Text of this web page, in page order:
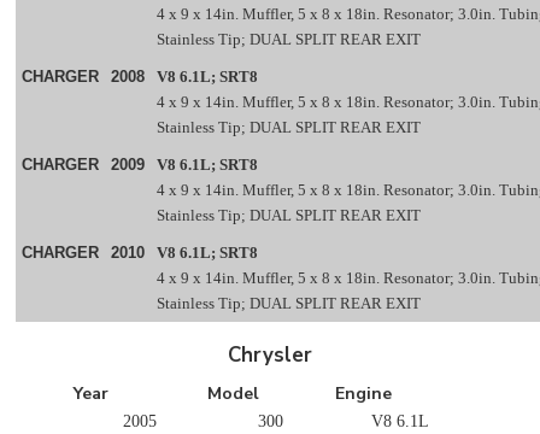
4 x 9 x 14in. Muffler, 5 x 8 x 18in. Resonator; 3.0in.
Stainless Tip; DUAL SPLIT REAR EXIT
CHARGER 2008
V8 6.1L; SRT8
4 x 9 x 14in. Muffler, 5 x 8 x 18in. Resonator; 3.0in.
Stainless Tip; DUAL SPLIT REAR EXIT
CHARGER 2009
V8 6.1L; SRT8
4 x 9 x 14in. Muffler, 5 x 8 x 18in. Resonator; 3.0in.
Stainless Tip; DUAL SPLIT REAR EXIT
CHARGER 2010
V8 6.1L; SRT8
4 x 9 x 14in. Muffler, 5 x 8 x 18in. Resonator; 3.0in.
Stainless Tip; DUAL SPLIT REAR EXIT
Chrysler
Year Model Engine
2005 300 V8 6.1L